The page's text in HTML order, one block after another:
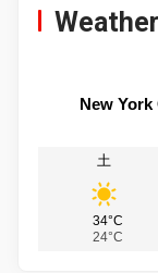
New York
土
34°C
24°C